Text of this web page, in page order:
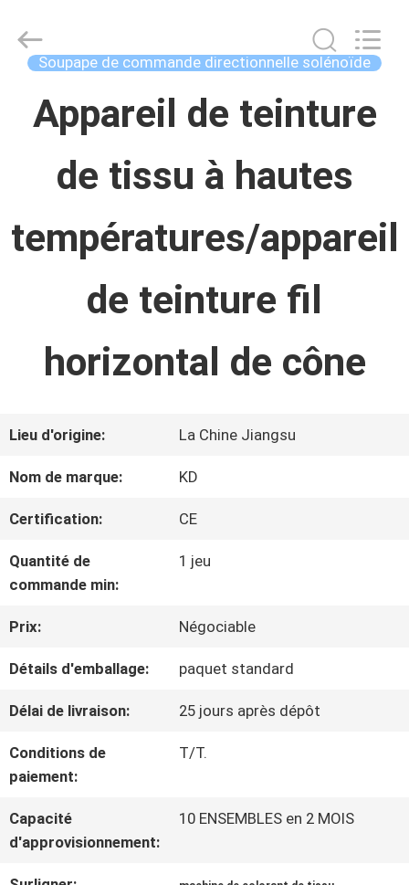
MAISON
PRODUITS
AU
NOUS
VISITE
D'USINE
DE
QUALITÉ
Online
Market.
Developed
Soupape de commande directionnelle solénoïde
Appareil de teinture
de tissu à hautes
températures/appareil
de teinture fil
horizontal de cône
Lieu d'origine: La Chine Jiangsu
Nom de marque: KD
Certification: CE
Quantité de
commande min:
1 jeu
Prix: Négociable
Détails d'emballage: paquet standard
Délai de livraison: 25 jours après dépôt
Conditions de
paiement:
T/T.
Capacité
d'approvisionnement:
10 ENSEMBLES en 2 MOIS